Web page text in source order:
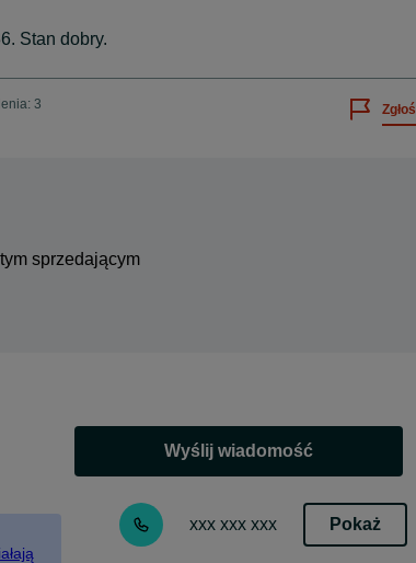
Stan dobry.
3 Zgłoś
sprzedającym
Wyślij wiadomość
xxx xxx xxx Pokaż